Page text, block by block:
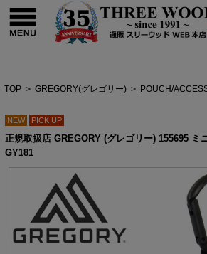
TOP > GREGORY(グレゴリー) > POUCH/
NEW PICK UP
正規取扱店 GREGORY (グレゴリー) 155695 ミ
GY181